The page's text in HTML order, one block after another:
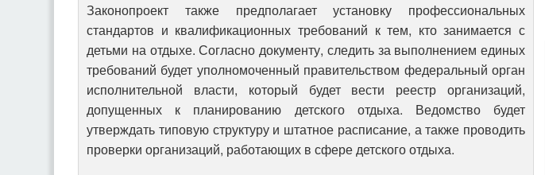
Законопроект также предполагает установку профессиональных
стандартов и квалификационных требований к тем, кто занимается с
детьми на отдыхе. Согласно документу, следить за выполнением единых
требований будет уполномоченный правительством федеральный орган
исполнительной власти, который будет вести реестр организаций,
допущенных к планированию детского отдыха. Ведомство будет
утверждать типовую структуру и штатное расписание, а также проводить
проверки организаций, работающих в сфере детского отдыха.